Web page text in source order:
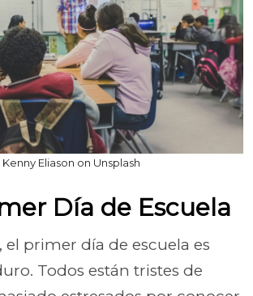
Kenny Eliason on Unsplash
Día de Escuela
el primer día de escuela es
Todos están tristes de